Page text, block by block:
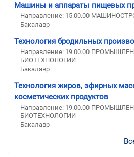
Машины и аппараты пищевых
Направление: 15.00.00
Бакалавр
Технология бродильных
Направление: 19.00.00
БИОТЕХНОЛОГИИ
Бакалавр
Технология жиров, эфирных
косметических продуктов
Направление: 19.00.00
БИОТЕХНОЛОГИИ
Бакалавр